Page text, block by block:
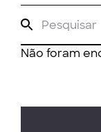
Não foram